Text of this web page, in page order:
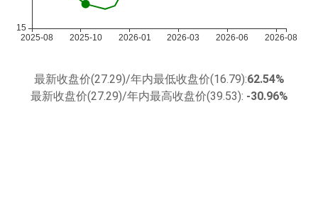
最新收盘价(27.29)/年内最低收盘价(16.79):62.54%
最新收盘价(27.29)/年内最高收盘价(39.53): -30.96%